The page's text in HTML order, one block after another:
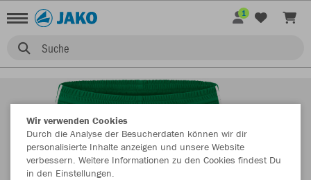
Suche
1
Wir verwenden Cookies
Durch die Analyse der Besucherdaten können wir dir
personalisierte Inhalte anzeigen und unsere Website
verbessern. Weitere Informationen zu den Cookies findest Du
in den Einstellungen.